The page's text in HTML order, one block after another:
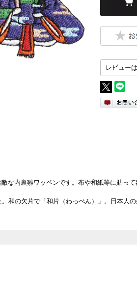
レビュー
な内裏雛ワッペンです。布や和紙等に貼っ
和の欠片で「和片（わっぺん）」。日本人